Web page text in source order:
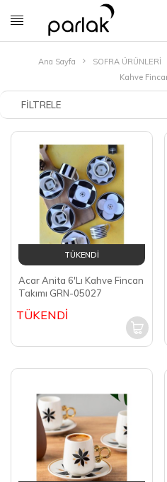
Ana Sayfa SOFRA ÜRÜNLERİ
Kahve
FILTRELE
TÜKENDİ
Acar Anita 6'Lı Kahve Fincan
Takımı GRN-05027
TÜKENDİ